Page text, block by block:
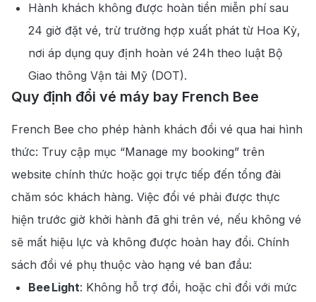
Hành khách không được hoàn tiền miễn phí sau
24 giờ đặt vé, trừ trường hợp xuất phát từ Hoa Kỳ,
nơi áp dụng quy định hoàn vé 24h theo luật Bộ
Giao thông Vận tải Mỹ (DOT).
Quy định đổi vé máy bay French Bee
French Bee cho phép hành khách đổi vé qua hai hình
thức: Truy cập mục “Manage my booking” trên
website chính thức hoặc gọi trực tiếp đến tổng đài
chăm sóc khách hàng. Việc đổi vé phải được thực
hiện trước giờ khởi hành đã ghi trên vé, nếu không vé
sẽ mất hiệu lực và không được hoàn hay đổi. Chính
sách đổi vé phụ thuộc vào hạng vé ban đầu:
Bee Light: Không hỗ trợ đổi, hoặc chỉ đổi với mức